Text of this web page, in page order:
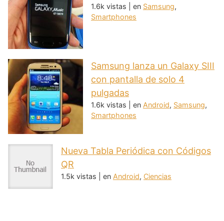
1.6k vistas en Samsung,
Smartphones
Samsung lanza un Galaxy SIII
con pantalla de solo 4
pulgadas
1.6k vistas en Android, Samsung,
Smartphones
Nueva Tabla Periódica con Códigos
QR
1.5k vistas en Android, Ciencias